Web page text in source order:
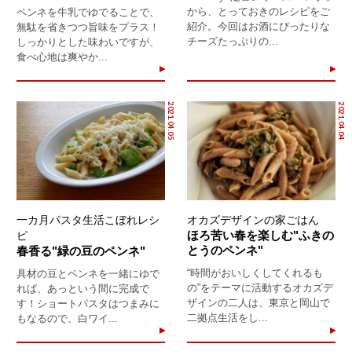
ペンネを牛乳でゆでることで、
無駄を省きつつ旨味をプラス！
しっかりとした味わいですが、
食べ心地は爽やか...
から、とっておきのレシピをご
紹介。今回はお酒にぴったりな
チーズたっぷりの...
2021.04.05
一カ月パスタ生活こぼれレシ
ピ
春香る"緑の豆のペンネ"
具材の豆とペンネを一緒にゆで
れば、あっという間に完成で
す！ショートパスタはつまみに
もなるので、白ワイ...
2021.04.04
オカズデザインの家ごはん
ほろ苦い春を楽しむ"ふきの
とうのペンネ"
“時間がおいしくしてくれるも
の”をテーマに活動するオカズデ
ザインの二人は、東京と岡山で
二拠点生活をし...